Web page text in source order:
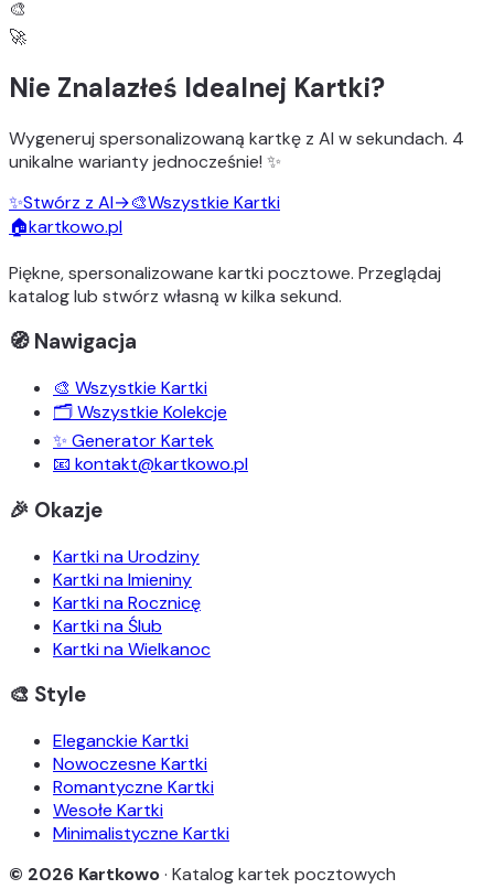
🎨
🚀
Nie Znalazłeś Idealnej Kartki?
Wygeneruj spersonalizowaną kartkę z AI w sekundach. 4
unikalne wariantyjednocześnie! ✨
✨Stwórz z AI→🎨Wszystkie Kartki
🏠kartkowo.pl
Piękne, spersonalizowane kartki pocztowe. Przeglądaj
katalog lub stwórz własną w kilka sekund.
🧭 Nawigacja
🎨 Wszystkie Kartki
🗂️ Wszystkie Kolekcje
✨ Generator Kartek
📧 kontakt@kartkowo.pl
🎉 Okazje
Kartki na Urodziny
Kartki na Imieniny
Kartki na Rocznicę
Kartki na Ślub
Kartki na Wielkanoc
🎨 Style
Eleganckie Kartki
Nowoczesne Kartki
Romantyczne Kartki
Wesołe Kartki
Minimalistyczne Kartki
© 2026 Kartkowo· Katalog kartek pocztowych